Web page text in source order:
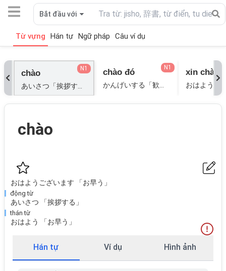
Bắt đầu với
Từ vựng Hán tự Ngữ pháp Câu ví dụ
chào N1 chào đó N1 xin chào
chào
おはようございます 「お早う」
động từ
あいさつ 「挨拶する」
thán từ
おはよう 「お早う」
Hán tự Ví dụ Hình ảnh